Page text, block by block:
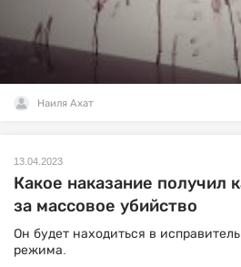
Наиля Ахат
13.04.2023
Какое наказание получил
за массовое убийство
Он будет находиться в
режима.